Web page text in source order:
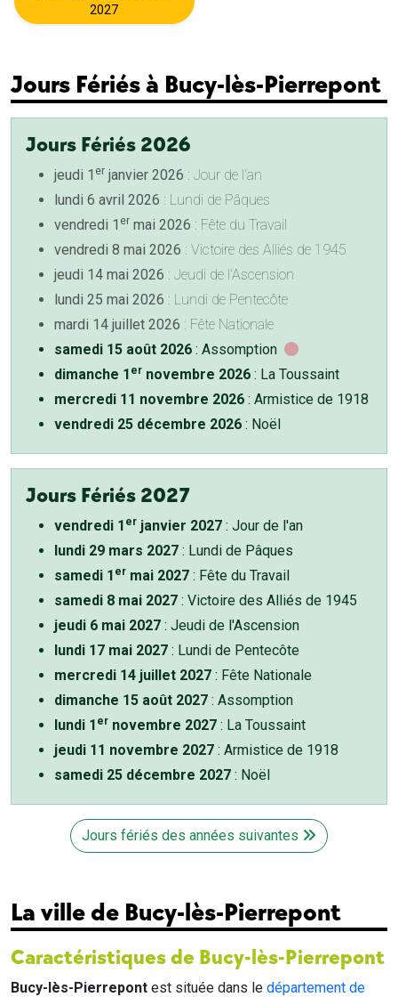
2027
Jours Fériés à Bucy-lès-Pierrepont
Jours Fériés 2026
jeudi 1 er janvier 2026 : Jour de l'an
lundi 6 avril 2026 : Lundi de Pâques
vendredi 1 er mai 2026 : Fête du Travail
vendredi 8 mai 2026 : Victoire des Alliés de 1945
jeudi 14 mai 2026 : Jeudi de l'Ascension
lundi 25 mai 2026 : Lundi de Pentecôte
mardi 14 juillet 2026 : Fête Nationale
samedi 15 août 2026 : Assomption
dimanche 1 er novembre 2026 : La Toussaint
mercredi 11 novembre 2026 : Armistice de 1918
vendredi 25 décembre 2026 : Noël
Jours Fériés 2027
vendredi 1 er janvier 2027 : Jour de l'an
lundi 29 mars 2027 : Lundi de Pâques
samedi 1 er mai 2027 : Fête du Travail
samedi 8 mai 2027 : Victoire des Alliés de 1945
jeudi 6 mai 2027 : Jeudi de l'Ascension
lundi 17 mai 2027 : Lundi de Pentecôte
mercredi 14 juillet 2027 : Fête Nationale
dimanche 15 août 2027 : Assomption
lundi 1 er novembre 2027 : La Toussaint
jeudi 11 novembre 2027 : Armistice de 1918
samedi 25 décembre 2027 : Noël
Jours fériés des années suivantes
La ville de Bucy-lès-Pierrepont
Caractéristiques de Bucy-lès-Pierrepont
Bucy-lès-Pierrepont est située dans le département de